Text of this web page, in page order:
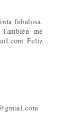
fabulosa.
me
Feliz